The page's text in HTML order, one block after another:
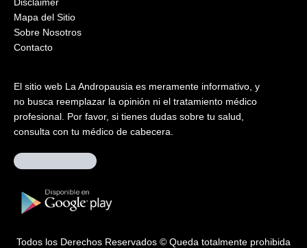
Mapa del Sitio
Sobre Nosotros
Contacto
El sitio web La Andropausia es meramente informativo, y
no busca reemplazar la opinión ni el tratamiento médico
profesional. Por favor, si tienes dudas sobre tu salud,
consulta con tu médico de cabecera.
Todos los Derechos Reservados © Queda totalmente prohibida